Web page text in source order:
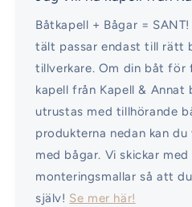
Båtkapell + Bågar =
tält passar endast till rätt
tillverkare. Om din båt för
kapell från Kapell & Annat
utrustas med tillhörande
produkterna nedan kan
med bågar. Vi skickar
monteringsmallar så att
själv! Se mer här!